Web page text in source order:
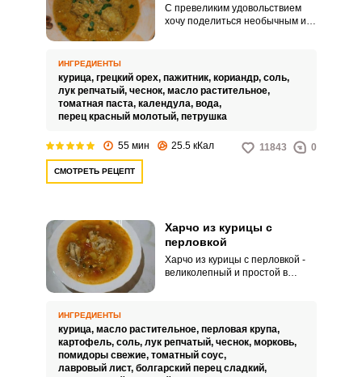
С превеликим удовольствием
хочу поделиться необычным и
грецкими орехами. Харчо
получается с нежной текстурой
и невероятным ароматом.
ИНГРЕДИЕНТЫ
курица, грецкий орех, пажитник, кориандр, соль,
лук репчатый, чеснок, масло растительное,
томатная паста, календула, вода,
перец красный молотый, петрушка
55 мин 25.5 кКал 11843 0
СМОТРЕТЬ РЕЦЕПТ
Харчо из курицы с
перловкой
Харчо из курицы с перловкой -
великолепный и простой в
сытным и наваристым.
ИНГРЕДИЕНТЫ
курица, масло растительное, перловая крупа,
картофель, соль, лук репчатый, чеснок, морковь,
помидоры свежие, томатный соус,
лавровый лист, болгарский перец сладкий,